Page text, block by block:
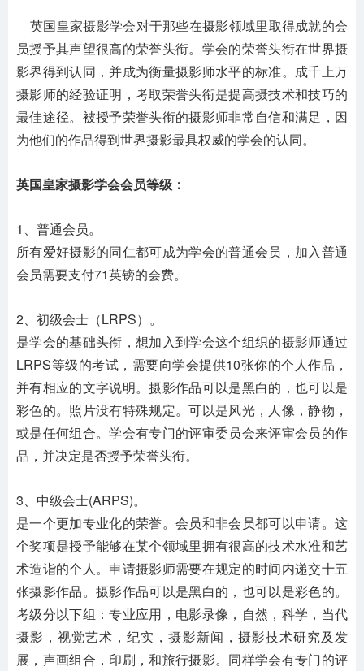
英国皇家摄影学会对于那些在摄影领域里取得成就的会
员授予其声望很高的荣誉头衔。学会的荣誉头衔在世界摄
影界得到认同，并成为衡量摄影师水平的标准。成千上万
摄影师的经验证明，考取荣誉头衔是提高摄技术和技巧的
最佳途径。被授予荣誉头衔的摄影师非常自信和满足，因
为他们的作品得到世界摄影最具权威的学会的认同。
英国皇家摄影学会会员等级：
1、普通会员。
所有爱好摄影的同仁都可成为学会的普通会员，加入普通
会员需要支付71英镑的会费。
2、初级会士（LRPS）。
是学会的基础头衔，想加入到学会这个组织的摄影师通过
LRPS等级的考试，需要向学会提供10张你的个人作品，
并有相应的文字说明。摄影作品可以是黑白的，也可以是
彩色的。照片没有特殊规定。可以是风光，人像，静物，
或是任何组合。学会有专门的评审委员会来评审会员的作
品，并决定是否授予荣誉头衔。
3、中级会士(ARPS)。
是一个更加专业化的荣誉。会员和非会员都可以申请。这
个奖项是授予能够在某个领域里拥有很高的技术水准和艺
术造诣的个人。申请摄影师需要在规定的时间内递交十五
张摄影作品。摄影作品可以是黑白的，也可以是彩色的。
考级分以下组：专业应用，电影录像，自然，科学，当代
摄影，视觉艺术，纪实，摄影新闻，摄影技术研究及发
展，声画组合，印刷，和旅行摄影。同样学会有专门的评